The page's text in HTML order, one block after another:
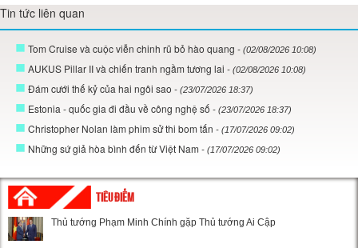
Tin tức liên quan
Tom Cruise và cuộc viễn chinh rũ bỏ hào quang - (02/08/2026 10:08)
AUKUS Pillar II và chiến tranh ngầm tương lai - (02/08/2026 10:08)
Đám cưới thế kỷ của hai ngôi sao - (23/07/2026 18:37)
Estonia - quốc gia đi đầu về công nghệ số - (23/07/2026 18:37)
Christopher Nolan làm phim sử thi bom tấn - (17/07/2026 09:02)
Những sứ giả hòa bình đến từ Việt Nam - (17/07/2026 09:02)
TIÊU ĐIỂM
Thủ tướng Phạm Minh Chính gặp Thủ tướng Ai Cập